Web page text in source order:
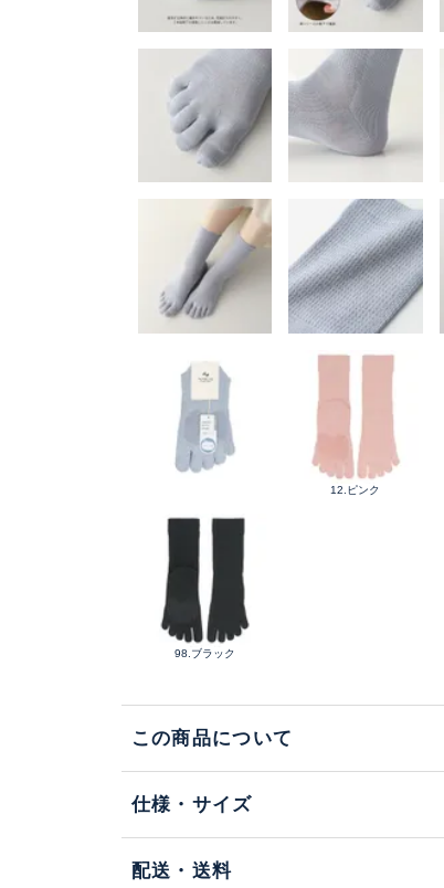
12.ピンク
98.ブラック
この商品について
仕様・サイズ
配送・送料